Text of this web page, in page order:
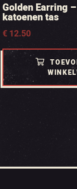
Golden Earring
katoenen tas
€12.50